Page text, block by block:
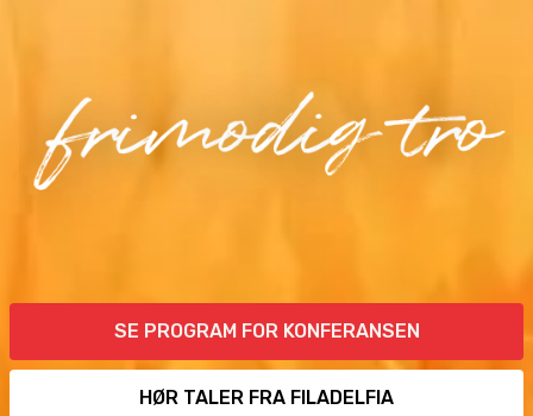
SE PROGRAM FOR KONFERANSEN
HØR TALER FRA FILADELFIA